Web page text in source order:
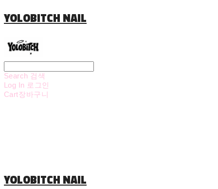
YOLOBITCH NAIL
Search 검색
Log In 로그인
Cart장바구니
YOLOBITCH NAIL